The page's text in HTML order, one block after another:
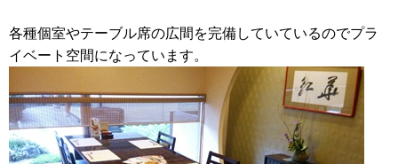
各種個室やテーブル席の広間を完備していているのでプラ
イベート空間になっています。